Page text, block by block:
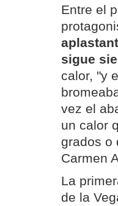
Entre el
sigue
calor, "y
vez el
un calor
grados o
Carmen
La
de la